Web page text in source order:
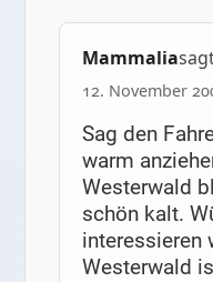
Mammalia
12. November
Sag den
warm
Westerwald
schön kalt.
interessieren
Westerwald